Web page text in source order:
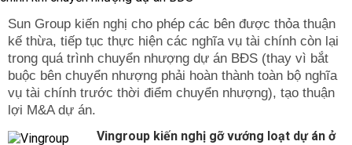
Sun Group kiến nghị cho phép các bên được thỏa thuận
kế thừa, tiếp tục thực hiện các nghĩa vụ tài chính còn lại
trong quá trình chuyển nhượng dự án BĐS (thay vì bắt
buộc bên chuyển nhượng phải hoàn thành toàn bộ nghĩa
vụ tài chính trước thời điểm chuyển nhượng), tạo thuận
lợi M&A dự án.
Vingroup kiến nghị gỡ vướng loạt dự án ở